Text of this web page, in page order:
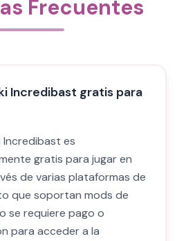
Frecuentes
Incredibast gratis para
Incredibast es
gratis para jugar en
de varias plataformas de
que soportan mods de
se requiere pago o
para acceder a la